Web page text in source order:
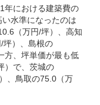
年における建築費の
水準になったのは
（万円/坪）、高知
坪）、島根の
方、坪単価が最も低
）で、茨城の
、鳥取の75.0（万